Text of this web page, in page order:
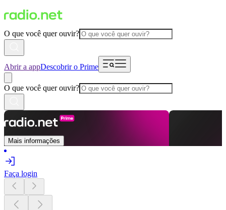
O que você quer ouvir?
Abrir a appDescobrir o Prime
O que você quer ouvir?
Mais informações
Faça login